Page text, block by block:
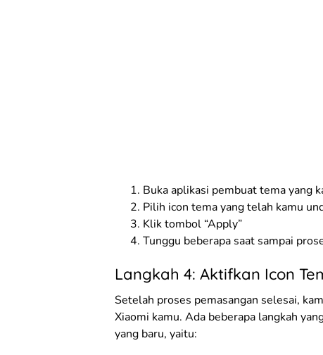
Buka aplikasi pembuat tema yang
Pilih icon tema yang telah kamu
Klik tombol “Apply”
Tunggu beberapa saat sampai
Langkah 4: Aktifkan Icon
Setelah proses pemasangan selesai,
Xiaomi kamu. Ada beberapa langkah
yang baru, yaitu: